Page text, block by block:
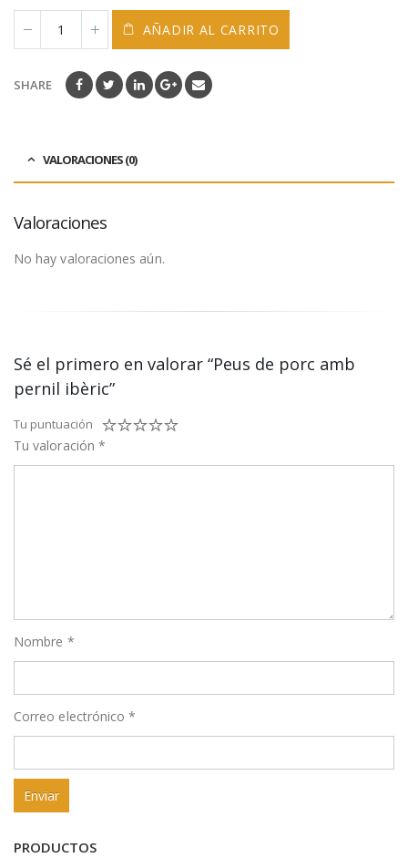
AÑADIR AL CARRITO
SHARE
VALORACIONES (0)
Valoraciones
No hay valoraciones aún.
Sé el primero en valorar “Peus de porc amb
pernil ibèric”
Tu puntuación
Tu valoración *
Nombre *
Correo electrónico*
PRODUCTOS